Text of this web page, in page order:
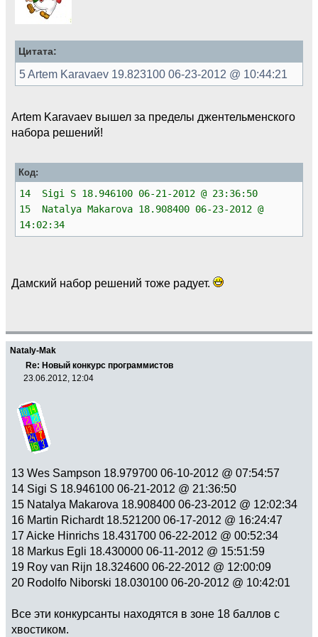
Цитата:
5 Artem Karavaev 19.823100 06-23-2012 @ 10:44:21
Artem Karavaev вышел за пределы джентельменского
набора решений!
Код:
14 Sigi S 18.946100 06-21-2012 @ 23:36:50
15 Natalya Makarova 18.908400 06-23-2012 @
14:02:34
Дамский набор решений тоже радует.
Nataly-Mak
Re: Новый конкурс программистов
23.06.2012, 12:04
13 Wes Sampson 18.979700 06-10-2012 @ 07:54:57
14 Sigi S 18.946100 06-21-2012 @ 21:36:50
15 Natalya Makarova 18.908400 06-23-2012 @ 12:02:34
16 Martin Richardt 18.521200 06-17-2012 @ 16:24:47
17 Aicke Hinrichs 18.431700 06-22-2012 @ 00:52:34
18 Markus Egli 18.430000 06-11-2012 @ 15:51:59
19 Roy van Rijn 18.324600 06-22-2012 @ 12:00:09
20 Rodolfo Niborski 18.030100 06-20-2012 @ 10:42:01
Все эти конкурсанты находятся в зоне 18 баллов с
хвостиком.